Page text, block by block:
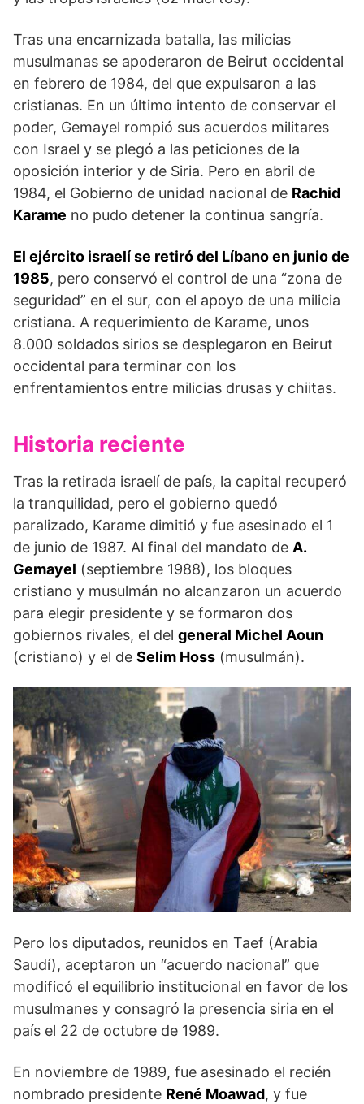
Tras una encarnizada batalla, las milicias
musulmanas se apoderaron de Beirut occidental
en febrero de 1984, del que expulsaron a las
cristianas. En un último intento de conservar el
poder, Gemayel rompió sus acuerdos militares
con Israel y se plegó a las peticiones de la
oposición interior y de Siria. Pero en abril de
1984, el Gobierno de unidad nacional de Rachid
Karame no pudo detener la continua sangría.
El ejército israelí se retiró del Líbano en junio de
1985, pero conservó el control de una “zona de
seguridad” en el sur, con el apoyo de una milicia
cristiana. A requerimiento de Karame, unos
8.000 soldados sirios se desplegaron en Beirut
occidental para terminar con los
enfrentamientos entre milicias drusas y chiitas.
Historia reciente
Tras la retirada israelí de país, la capital recuperó
la tranquilidad, pero el gobierno quedó
paralizado, Karame dimitió y fue asesinado el 1
de junio de 1987. Al final del mandato de A.
Gemayel (septiembre 1988), los bloques
cristiano y musulmán no alcanzaron un acuerdo
para elegir presidente y se formaron dos
gobiernos rivales, el del general Michel Aoun
(cristiano) y el de Selim Hoss (musulmán).
Pero los diputados, reunidos en Taef (Arabia
Saudí), aceptaron un “acuerdo nacional” que
modificó el equilibrio institucional en favor de los
musulmanes y consagró la presencia siria en el
país el 22 de octubre de 1989.
En noviembre de 1989, fue asesinado el recién
nombrado presidente René Moawad, y fue